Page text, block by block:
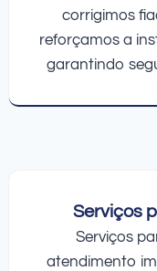
corrigimos
reforçamos a
garantindo
Serviços
Serviços
atendimento